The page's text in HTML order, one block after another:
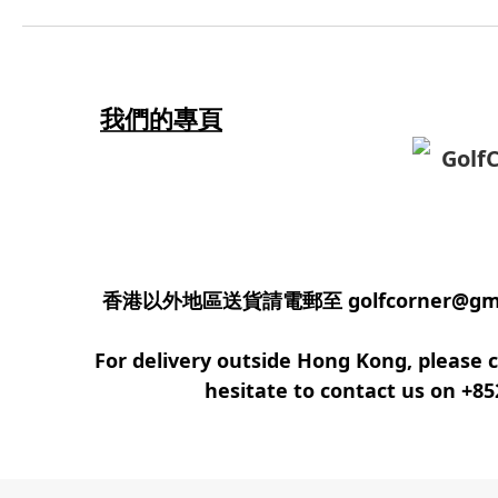
我們的專頁
香港以外地區送貨請電郵至
For delivery outside Hong Kong,
hesitate to contact us on